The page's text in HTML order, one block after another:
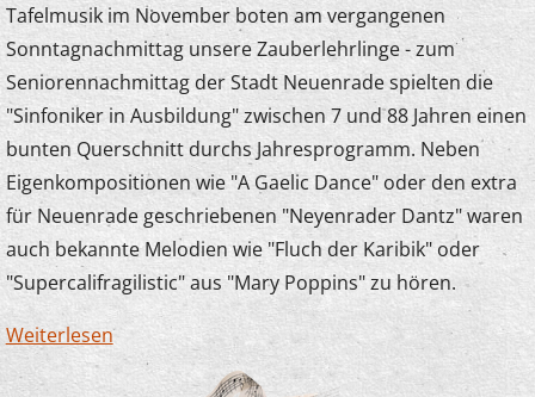
Tafelmusik im November boten am vergangenen
Sonntagnachmittag unsere Zauberlehrlinge - zum
Seniorennachmittag der Stadt Neuenrade spielten die
"Sinfoniker in Ausbildung" zwischen 7 und 88 Jahren einen
bunten Querschnitt durchs Jahresprogramm. Neben
Eigenkompositionen wie "A Gaelic Dance" oder den extra
für Neuenrade geschriebenen "Neyenrader Dantz" waren
auch bekannte Melodien wie "Fluch der Karibik" oder
"Supercalifragilistic" aus "Mary Poppins" zu hören.
Weiterlesenüber Zauberlehrlinge im Kaisergarten